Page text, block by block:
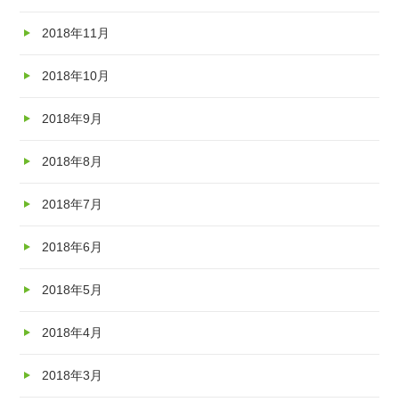
2018年11月
2018年10月
2018年9月
2018年8月
2018年7月
2018年6月
2018年5月
2018年4月
2018年3月